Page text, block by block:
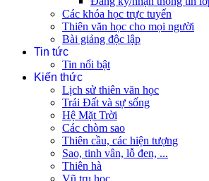
Các khóa học trực tuyến
Thiên văn học cho mọi người
Bài giảng độc lập
Tin tức
Tin nổi bật
Kiến thức
Lịch sử thiên văn học
Trái Đất và sự sống
Hệ Mặt Trời
Các chòm sao
Thiên cầu, các hiện tượng
Sao, tinh vân, lỗ đen, ...
Thiên hà
Vũ trụ học